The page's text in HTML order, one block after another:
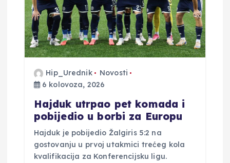
a
v
a
Hip_Urednik
Novosti
6 kolovoza, 2026
Hajduk utrpao pet komada i
pobijedio u borbi za Europu
Hajduk je pobijedio Žalgiris 5:2 na
gostovanju u prvoj utakmici trećeg kola
kvalifikacija za Konferencijsku ligu.